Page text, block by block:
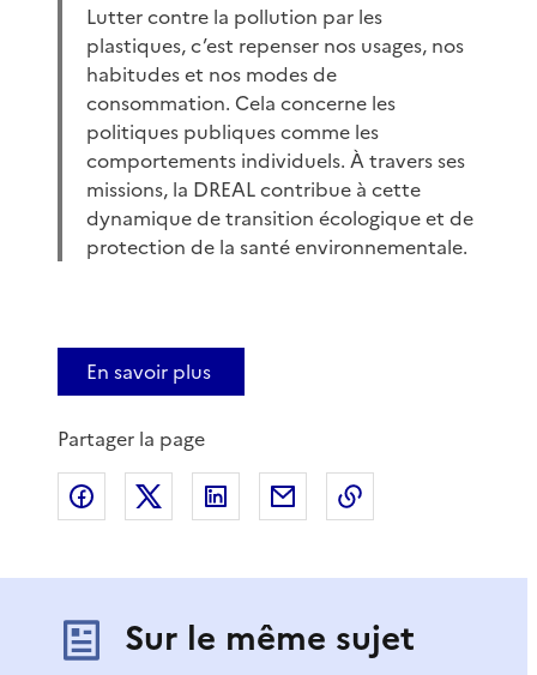
Lutter contre la pollution par les
plastiques, c’est repenser nos usages, nos
habitudes et nos modes de
consommation. Cela concerne les
politiques publiques comme les
comportements individuels. À travers ses
missions, la DREAL contribue à cette
dynamique de transition écologique et de
protection de la santé environnementale.
En savoir plus
Partager la page
Partager sur Facebook
Partager sur XPartager sur LinkedIn
Partager par email
Sur le même sujet